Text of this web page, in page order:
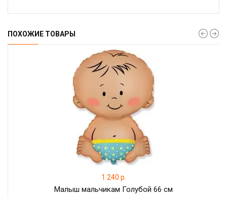
ПОХОЖИЕ ТОВАРЫ
1 240 р.
Малыш мальчикам Голубой 66 см